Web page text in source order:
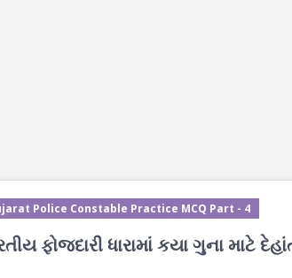
Police Constable Practice MCQ Part - 4
ફોજદારી ધારામાં કયા ગુના માટે